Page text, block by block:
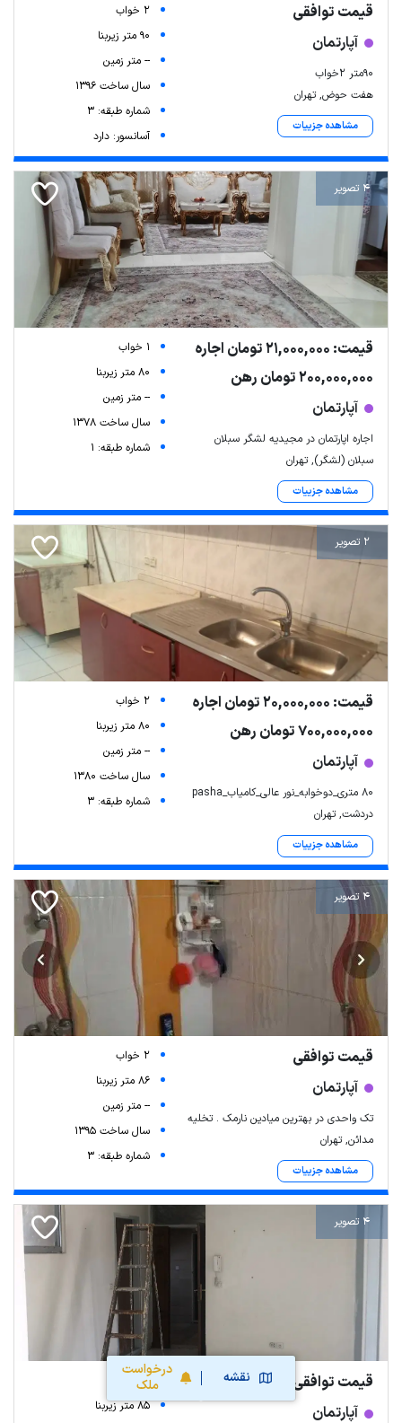
نقشه
درخواست
ملک
قیمت توافقی
آپارتمان
۹۰متر ۲خواب
هفت حوض, تهران
مشاهده جزییات
2 خواب
90 متر زیربنا
-- متر زمین
سال ساخت 1396
شماره طبقه: 3
آسانسور: دارد
4 تصویر
قیمت: 21,000,000 تومان اجاره
200,000,000 تومان رهن
آپارتمان
اجاره اپارتمان در مجیدیه لشگر سبلان
سبلان (لشگر), تهران
مشاهده جزییات
1 خواب
80 متر زیربنا
-- متر زمین
سال ساخت 1378
شماره طبقه: 1
2 تصویر
قیمت: 20,000,000 تومان اجاره
700,000,000 تومان رهن
آپارتمان
۸۰ متری_دوخوابه_نور عالی_کامیاب_pasha
دردشت, تهران
مشاهده جزییات
2 خواب
80 متر زیربنا
-- متر زمین
سال ساخت 1380
شماره طبقه: 3
4 تصویر
قیمت توافقی
آپارتمان
تک واحدی در بهترین میادین نارمک . تخلیه
مدائن, تهران
مشاهده جزییات
2 خواب
86 متر زیربنا
-- متر زمین
سال ساخت 1395
شماره طبقه: 3
4 تصویر
قیمت توافقی
آپارتمان
2 خواب
85 متر زیربنا